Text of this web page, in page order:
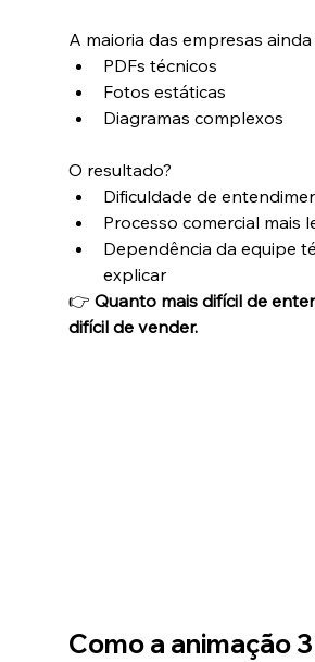
A maioria das empresas ainda
PDFs técnicos
Fotos estáticas
Diagramas complexos
O resultado?
Dificuldade de
Processo comercial mais
Dependência da equipe
explicar
👉 Quanto mais difícil de
difícil de vender.
Como a animação